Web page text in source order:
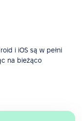
i iOS są w pełni
na bieżąco